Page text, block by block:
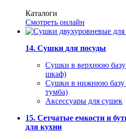
Каталоги
Смотреть онлайн
14. Сушки для посуды
Сушки в верхнюю
шкаф)
Сушки в нижнюю базу
тумба)
Аксессуары для сушек
15. Сетчатые емкости и
для кухни